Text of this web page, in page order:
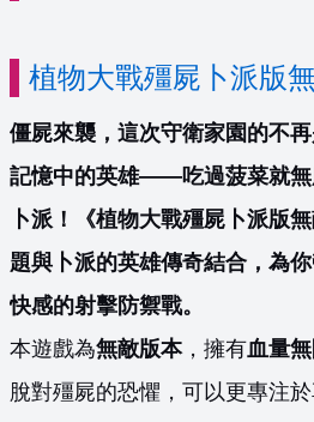
植物大戰殭屍卜派版
僵屍來襲，這次守衛家園的不
記憶中的英雄——吃過菠菜就無
卜派！《植物大戰殭屍卜派版
題與卜派的英雄傳奇結合，為
快感的射擊防禦戰。
本遊戲為無敵版本，擁有血量
脫對殭屍的恐懼，可以更專注